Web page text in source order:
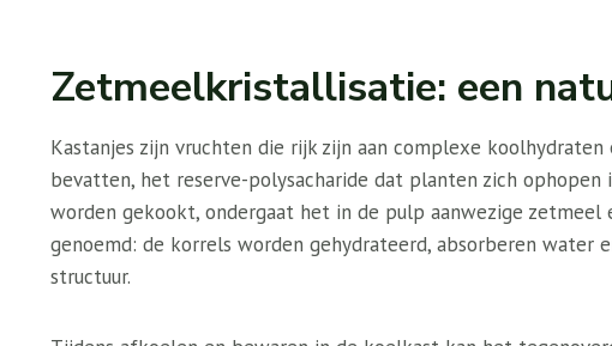
Zetmeelkristallisatie: een
Kastanjes zijn vruchten die rijk zijn aan complexe
bevatten, het reserve-polysacharide dat planten zich ophopen
worden gekookt, ondergaat het in de pulp aanwezige
genoemd: de korrels worden gehydrateerd, absorberen water
structuur.